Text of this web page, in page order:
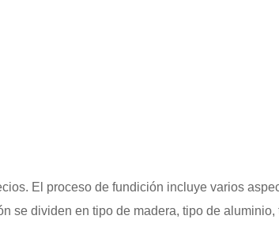
El proceso de fundición incluye varios
se dividen en tipo de madera, tipo de